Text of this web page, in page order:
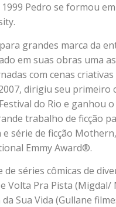
Pedro se formou
grandes marca da
em suas obras uma
com cenas
dirigiu seu primeiro
do Rio e ganhou
trabalho de ficção
série de ficção
Emmy Award®.
séries cômicas de
Volta Pra Pista
Sua Vida (Gullane